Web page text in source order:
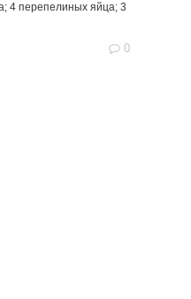
4 перепелиных яйца; 3
0